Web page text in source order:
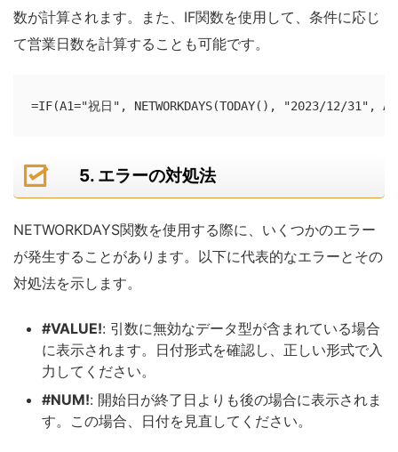
数が計算されます。また、IF関数を使用して、条件に応じ
て営業日数を計算することも可能です。
=IF(A1="祝日", NETWORKDAYS(TODAY(), "2023/12/31",
5. エラーの対処法
NETWORKDAYS関数を使用する際に、いくつかのエラー
が発生することがあります。以下に代表的なエラーとその
対処法を示します。
#VALUE!: 引数に無効なデータ型が含まれている場合
に表示されます。日付形式を確認し、正しい形式で入
力してください。
#NUM!: 開始日が終了日よりも後の場合に表示されま
す。この場合、日付を見直してください。